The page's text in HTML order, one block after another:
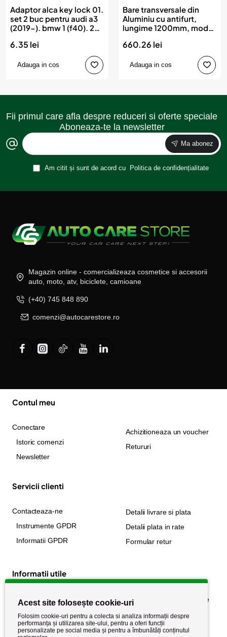
Adaptor alca key lock 01.
set 2 buc pentru audi a3
(2019-). bmw 1 (f40). 2
c-klasse. eqe. eqs
6.35 lei
Adauga in cos
Bare transversale din
Aluminiu cu antifurt,
lungime 1200mm, model
660.26 lei
Adauga in cos
Fii primul care afla despre reduceri si oferte speciale
Aboneaza-te la newsletter
Ma abonez
Am citit și sunt de acord cu Politica de confidențialitate
Magazin online - comercializeaza cosmetice si accesorii
auto, moto, atv, biciclete, camioane
(+40) 745 848 890
comenzi@autocarestore.ro
Contul meu
Conectare
Istoric comenzi
Newsletter
Achizitioneaza un voucher
Retururi
Servicii clienti
Contacteaza-ne
Instrumente GPDR
Informatii GPDR
Detalii livrare si plata
Detalii plata in rate
Formular retur
Informatii utile
Despre noi
Stiri si noutati
Politica de cookie
Politica de confidențialitate
Politica de retur
Termeni si conditii
Acest site folosește cookie-uri
Folosim cookie-uri pentru a colecta si analiza informații despre
performanța și utilizarea site-ului, pentru a oferi funcții
personalizate pe social media și pentru a îmbunătăți conținutul